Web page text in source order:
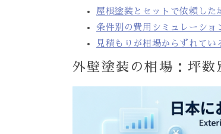
屋根塗装とセットで依頼した
条件別の費用シミュレーショ
見積もりが相場からずれてい
外壁塗装の相場：坪数